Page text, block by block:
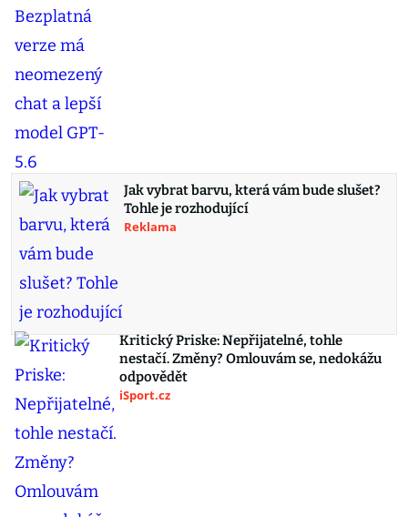
Jak vybrat barvu, která vám bude slušet?
Tohle je rozhodující
Reklama
Kritický Priske: Nepřijatelné, tohle
nestačí. Změny? Omlouvám se, nedokážu
odpovědět
iSport.cz